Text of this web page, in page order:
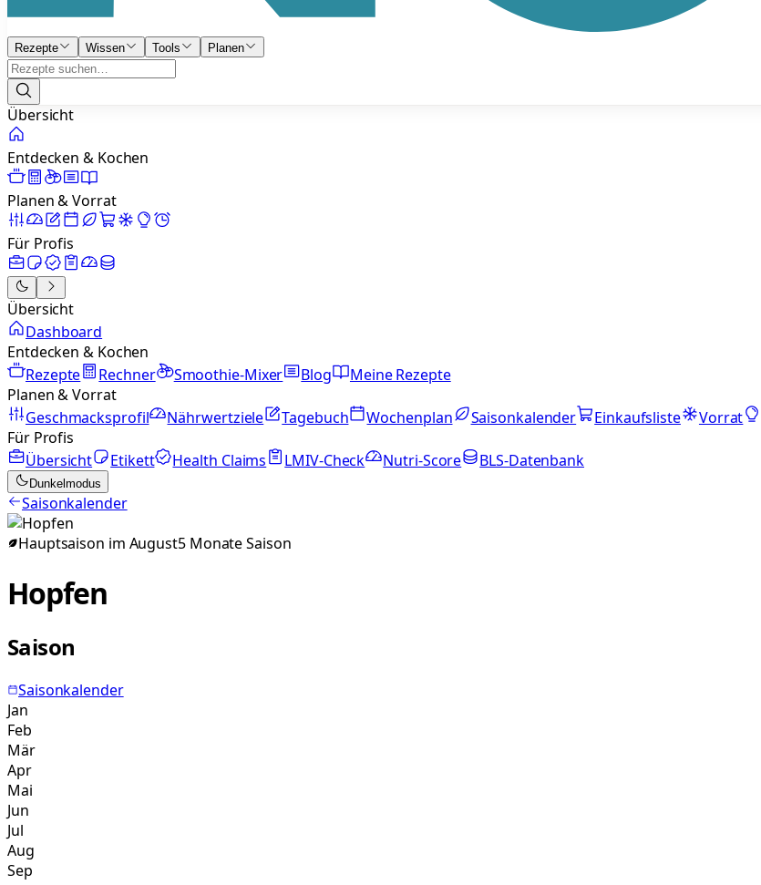
Rezepte Wissen Tools Planen
Übersicht
Entdecken & Kochen
Planen & Vorrat
Für Profis
Übersicht
Dashboard
Entdecken & Kochen
Rezepte
Rechner Smoothie-Mixer Blog
Meine Rezepte
Planen & Vorrat
Geschmacksprofil
Nährwertziele Tagebuch Wochenplan Saisonkalender Einkaufsliste Vorrat
Für Profis
Übersicht
Etikett Health Claims LMIV-Check Nutri-Score BLS-Datenbank
Dunkelmodus
Saisonkalender
Hauptsaison im August5 MonateSaison
Hopfen
Saison
Saisonkalender
Jan
Feb
Mär
Apr
Mai
Jun
Jul
Aug
Sep